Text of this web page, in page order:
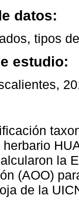
datos:
tipos
estudio:
la
(AOO)
de la